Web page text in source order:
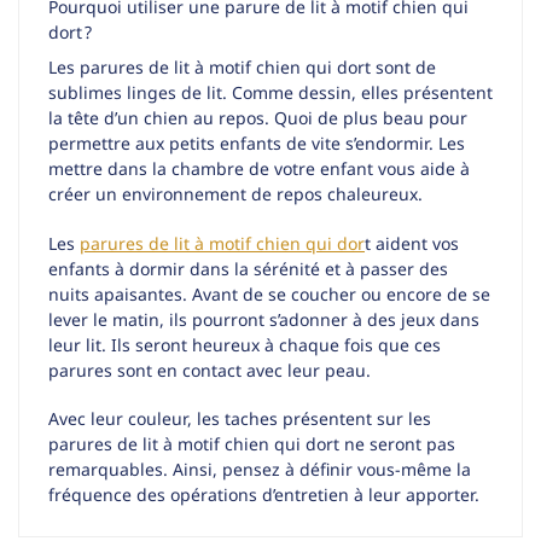
Pourquoi utiliser une parure de lit à motif chien qui
dort ?
Les parures de lit à motif chien qui dort sont de
sublimes linges de lit. Comme dessin, elles présentent
la tête d’un chien au repos. Quoi de plus beau pour
permettre aux petits enfants de vite s’endormir. Les
mettre dans la chambre de votre enfant vous aide à
créer un environnement de repos chaleureux.
Les parures de lit à motif chien qui dort aident vos
enfants à dormir dans la sérénité et à passer des
nuits apaisantes. Avant de se coucher ou encore de se
lever le matin, ils pourront s’adonner à des jeux dans
leur lit. Ils seront heureux à chaque fois que ces
parures sont en contact avec leur peau.
Avec leur couleur, les taches présentent sur les
parures de lit à motif chien qui dort ne seront pas
remarquables. Ainsi, pensez à définir vous-même la
fréquence des opérations d’entretien à leur apporter.